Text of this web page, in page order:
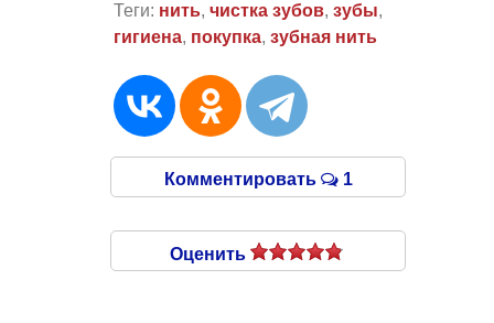
Теги: нить, чистка зубов, зубы,
гигиена, покупка, зубная нить
Комментировать 1
Оценить